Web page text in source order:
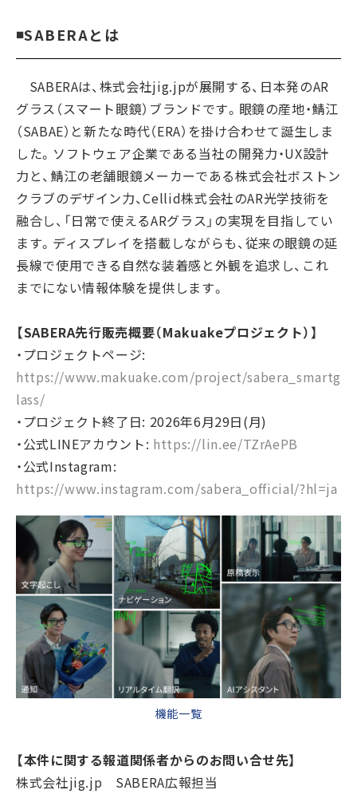
◾SABERAとは
SABERAは、株式会社jig.jpが展開する、日本発のAR
グラス（スマート眼鏡）ブランドです。眼鏡の産地・鯖江
（SABAE）と新たな時代（ERA）を掛け合わせて誕生しま
した。ソフトウェア企業である当社の開発力・UX設計
力と、鯖江の老舗眼鏡メーカーである株式会社ボストン
クラブのデザイン力、Cellid株式会社のAR光学技術を
融合し、「日常で使えるARグラス」の実現を目指してい
ます。ディスプレイを搭載しながらも、従来の眼鏡の延
長線で使用できる自然な装着感と外観を追求し、これ
までにない情報体験を提供します。
【SABERA先行販売概要（Makuakeプロジェクト）】
・プロジェクトページ:
https://www.makuake.com/project/sabera_smartg
lass/
・プロジェクト終了日: 2026年6月29日(月)
・公式LINEアカウント: https://lin.ee/TZrAePB
・公式Instagram:
https://www.instagram.com/sabera_official/?hl=ja
機能一覧
【本件に関する報道関係者からのお問い合せ先】
株式会社jig.jp SABERA広報担当